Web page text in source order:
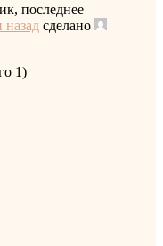
последнее
назад сделано
1)